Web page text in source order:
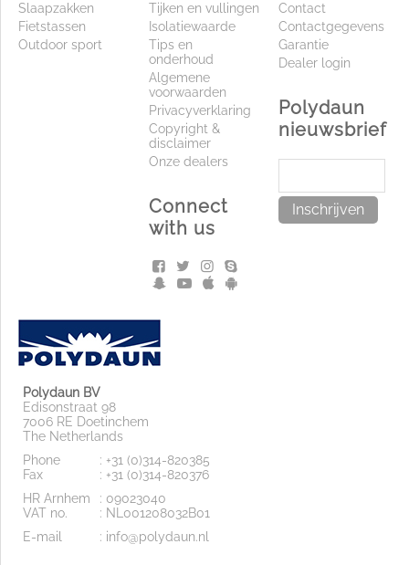
Slaapzakken
Fietstassen
Outdoor sport
Tijken en vullingen
Isolatiewaarde
Tips en
onderhoud
Algemene
voorwaarden
Privacyverklaring
Copyright &
disclaimer
Onze dealers
Connect
with us
Contact
Contactgegevens
Garantie
Dealer login
Polydaun
nieuwsbrief
Inschrijven
Polydaun BV
Edisonstraat 98
7006 RE Doetinchem
The Netherlands
Phone
Fax
: +31 (0)314-820385
: +31 (0)314-820376
HR Arnhem
VAT no.
: 09023040
: NL001208032B01
E-mail
: info@polydaun.nl